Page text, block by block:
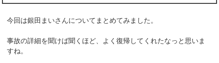
今回は銀田まいさんについてまとめてみました。
事故の詳細を聞けば聞くほど、よく復帰してくれたなっと思いま
すね。